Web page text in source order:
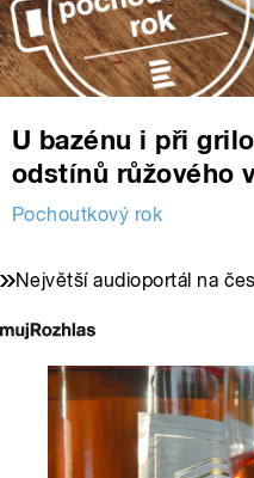
U bazénu i při
odstínů růžového
Pochoutkový rok
Největší audioportál na